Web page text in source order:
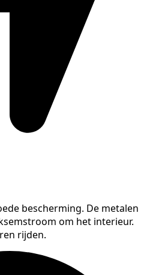
bescherming. De metalen
om het interieur.
rijden.